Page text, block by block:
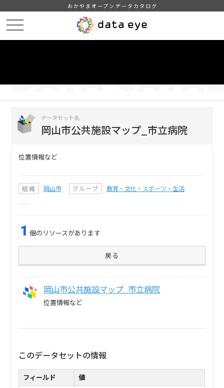
おかやまオープンデータカタログ
DATA
データセット名
岡山市公共施設マップ_市立病院
位置情報など
組織 岡山市 グループ 教育・文化・スポーツ・生活
1 個のリソースがあります
戻る
岡山市公共施設マップ_市立病院
位置情報など
このデータセットの情報
フィールド
値